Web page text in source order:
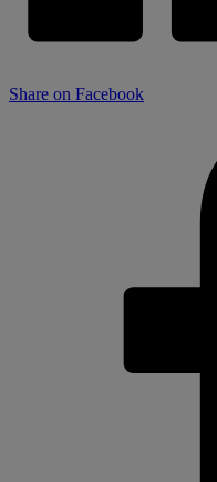
Share on Facebook